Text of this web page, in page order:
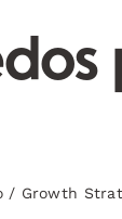
/ Growth